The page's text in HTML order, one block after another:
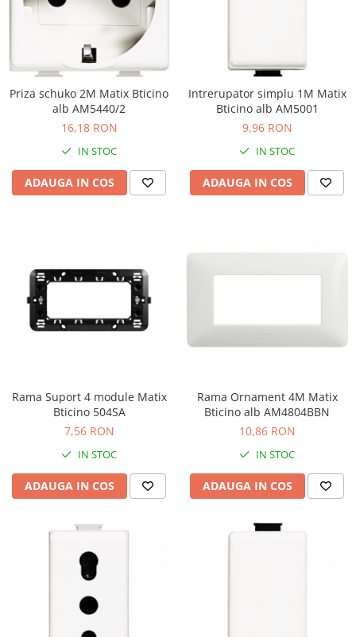
Schneider Easy Styl
Schneider Cedar
Vimar Neve
Vimar Plana
Vimar Arke
Himel Flexo
Automatizari
Bobine de declansare
Separatoare de sarcina
Lampa de semnalizare
Conectica si accesorii
Bareta de alimentare-Pieptene
Borniera si bara nul
UPS-uri
Scule meseriasi
Priza schuko 2M Matix Bticino
alb AM5440/2
16,18 RON
IN STOC
ADAUGA IN COS
Intrerupator simplu 1M Matix
Bticino alb AM5001
9,96 RON
IN STOC
ADAUGA IN COS
Rama Suport 4 module Matix
Bticino 504SA
7,56 RON
IN STOC
ADAUGA IN COS
Rama Ornament 4M Matix
Bticino alb AM4804BBN
10,86 RON
IN STOC
ADAUGA IN COS